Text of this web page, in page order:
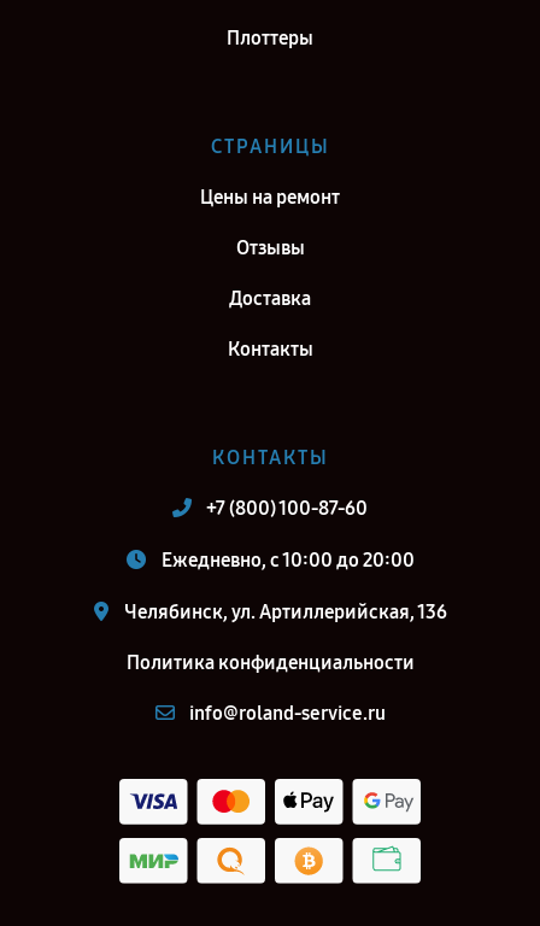
Плоттеры
СТРАНИЦЫ
Цены на ремонт
Отзывы
Доставка
Контакты
КОНТАКТЫ
+7 (800) 100-87-60
Ежедневно, с 10:00 до 20:00
Челябинск, ул. Артиллерийская, 136
Политика конфиденциальности
info@roland-service.ru